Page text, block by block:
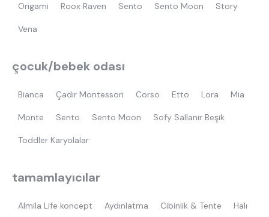
Origami Roox Raven Sento Sento Moon Story
Vena
çocuk/bebek odası
Bianca Çadır Montessori Corso Etto Lora Mia
Monte Sento Sento Moon Sofy Sallanır Beşik
Toddler Karyolalar
tamamlayıcılar
Almila Life koncept Aydınlatma Cibinlik & Tente Halı